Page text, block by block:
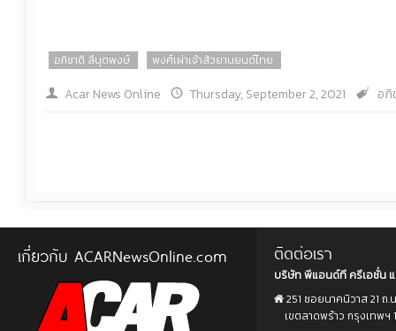
อภิชาติ ลีนุตพงษ์ พงศ์เผ่าเจ้าสัวยานยนต์ไทย
Acar News Online Thursday, September 2, 2021 อภิ
เกี่ยวกับ ACARNewsOnline.com ติดต่อเรา
บริษัท พีแอนด์ที ครีเอชั่น
251 ซอยนาคนิวาส 21 ถ
เขตลาดพร้าว กรุงเทพฯ